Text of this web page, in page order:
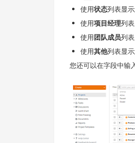
使用状态列表显
使用项目经理列
使用团队成员列
使用其他列表显
您还可以在字段中输